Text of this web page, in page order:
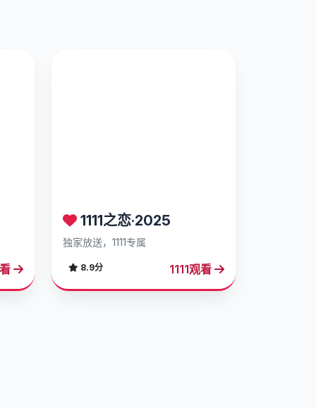
1111之恋·2025
独家放送，1111专属
8.9分 1111观看